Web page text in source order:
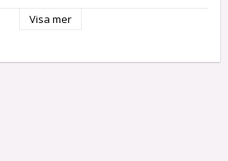
Runda, lena fibrer som är bra för
Visa mer